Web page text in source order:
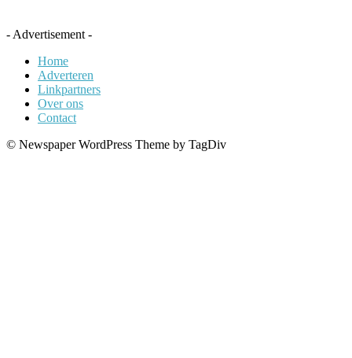
- Advertisement -
Home
Adverteren
Linkpartners
Over ons
Contact
© Newspaper WordPress Theme by TagDiv